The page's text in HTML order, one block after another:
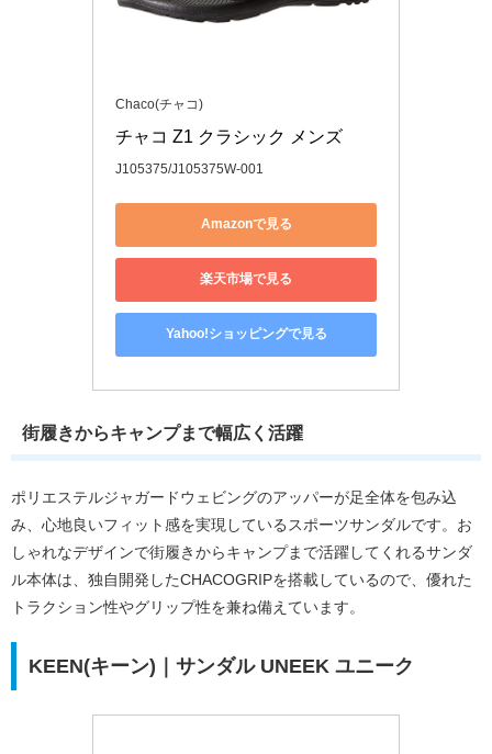
Chaco(チャコ)
チャコ Z1 クラシック メンズ
J105375/J105375W-001
Amazonで見る
楽天市場で見る
Yahoo!ショッピングで見る
街履きからキャンプまで幅広く活躍
ポリエステルジャガードウェビングのアッパーが足全体を包み込
み、心地良いフィット感を実現しているスポーツサンダルです。お
しゃれなデザインで街履きからキャンプまで活躍してくれるサンダ
ル本体は、独自開発したCHACOGRIPを搭載しているので、優れた
トラクション性やグリップ性を兼ね備えています。
KEEN(キーン)｜サンダル UNEEK ユニーク